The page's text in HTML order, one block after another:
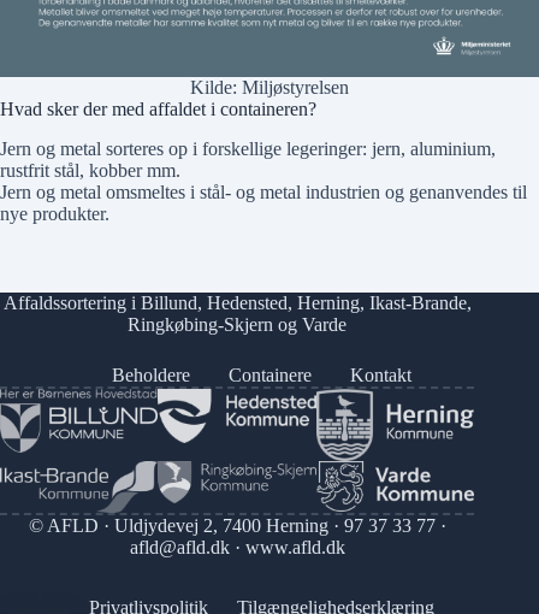
Kilde: Miljøstyrelsen
Hvad sker der med affaldet i containeren?
Jern og metal sorteres op i forskellige legeringer: jern, aluminium,
rustfrit stål, kobber mm.
Jern og metal omsmeltes i stål- og metal industrien og genanvendes til
nye produkter.
Affaldssortering i Billund, Hedensted, Herning, Ikast-Brande,
Ringkøbing-Skjern ogVarde
Beholdere Containere Kontakt
© AFLD · Uldjydevej 2, 7400 Herning · 97 37 33 77·
afld@afld.dk· www.afld.dk
Privatlivspolitik Tilgængelighedserklæring